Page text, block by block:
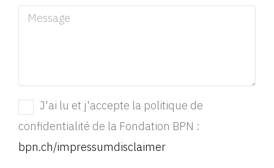
J'ai lu et j'accepte la politique de
confidentialité de la Fondation BPN :
bpn.ch/impressumdisclaimer